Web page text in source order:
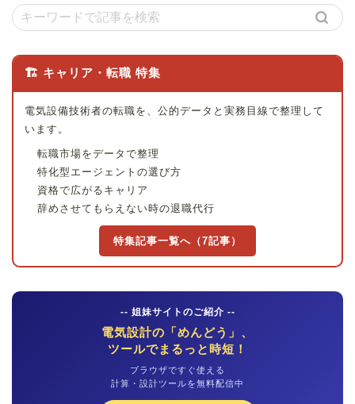
🏗 キャリア・転職 特集
電気設備技術者の転職を、公的データと実務目線で整理して
います。
転職市場をデータで整理
特化型エージェントの選び方
資格で広がるキャリア
辞めさせてもらえない時の退職代行
特集記事一覧へ（7記事）
-- 姐妹サイトのご紹介 --
電気設計の「めんどう」、
ツールでまるっと時短！
ブラウザですぐ使える
計算・設計ツールを無料配信中